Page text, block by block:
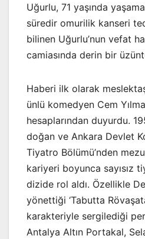
Uğurlu, 71 yaşında
süredir omurilik kanseri
bilinen Uğurlu’nun vefat
camiasında derin bir
Haberi ilk olarak
ünlü komedyen Cem
hesaplarından duyurdu.
doğan ve Ankara Devlet
Tiyatro Bölümü’nden
kariyeri boyunca sayısız
dizide rol aldı. Özellikle
yönettiği ‘Tabutta
karakteriyle sergilediği
Antalya Altın Portakal,